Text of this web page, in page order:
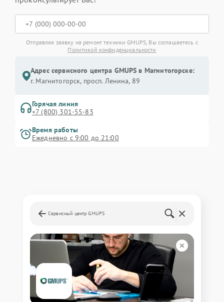
Отправляя заявку на ремонт техники GMUPS, Вы соглашаетесь с
Политикой конфиденциальности
Адрес сервисного центра GMUPS в Магнитогорске:
г. Магнитогорск, просп. Ленина, 89
Горячая линия
+7 (800) 301-55-83
Время работы
Ежедневно с 9:00 до 21:00
Сервисный центр GMUPS